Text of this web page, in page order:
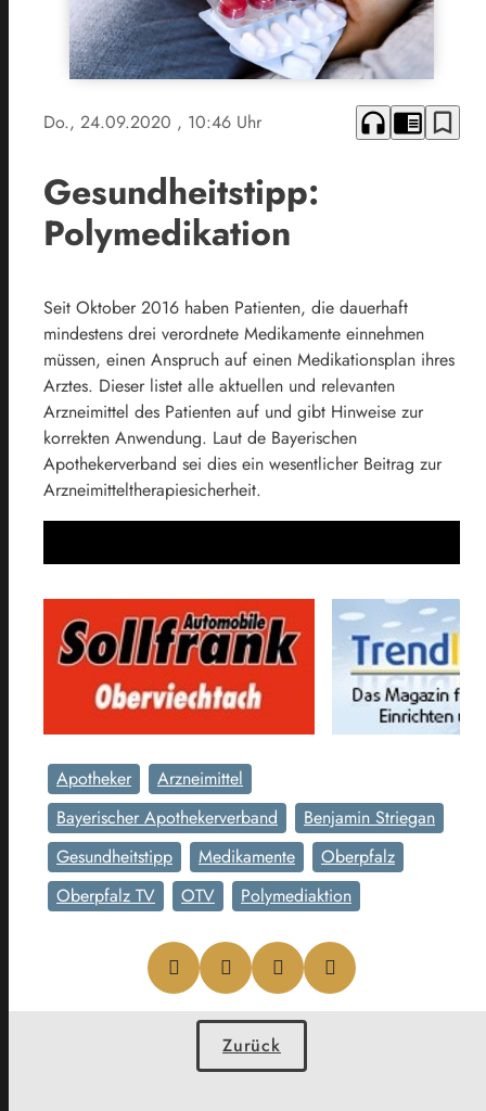
Do., 24.09.2020 , 10:46 Uhr headphones chrome_reader_mode bookmark_border
Gesundheitstipp:
Polymedikation
Seit Oktober 2016 haben Patienten, die dauerhaft
mindestens drei verordnete Medikamente einnehmen
müssen, einen Anspruch auf einen Medikationsplan ihres
Arztes. Dieser listet alle aktuellen und relevanten
Arzneimittel des Patienten auf und gibt Hinweise zur
korrekten Anwendung. Laut de Bayerischen
Apothekerverband sei dies ein wesentlicher Beitrag zur
Arzneimitteltherapiesicherheit.
Apotheker
Arzneimittel
Bayerischer Apothekerverband
Benjamin Striegan
Gesundheitstipp
Medikamente
Oberpfalz
Oberpfalz TV
OTV Polymediaktion
Zurück